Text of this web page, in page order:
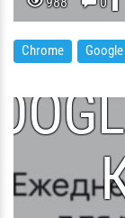
Chrome Google